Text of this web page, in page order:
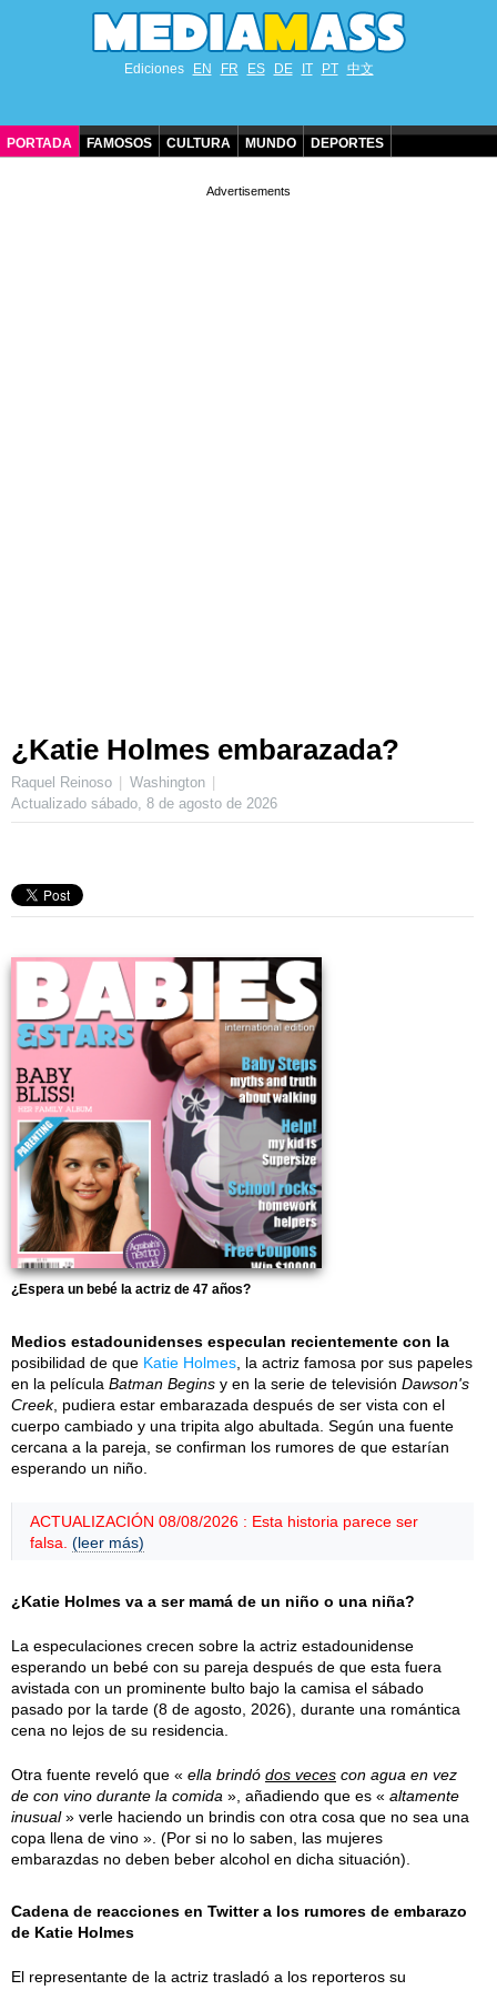
Ediciones EN FR ES DE IT PT 中文
PORTADA FAMOSOS CULTURA MUNDO DEPORTES
¿Katie Holmes embarazada?
Raquel Reinoso
Washington
Actualizado sábado, 8 de agosto de 2026
¿Espera un bebé la actriz de 47 años?
Medios estadounidenses especulan recientemente con la
posibilidad de que Katie Holmes , la actriz famosa por sus papeles
en la película Batman Begins y en la serie de televisión Dawson's
Creek, pudiera estar embarazada después de ser vista con el
cuerpo cambiado y una tripita algo abultada. Según una fuente
cercana a la pareja, se confirman los rumores de que estarían
esperando un niño.
ACTUALIZACIÓN 08/08/2026 : Esta historia parece ser
falsa. (leer más)
¿Katie Holmes va a ser mamá de un niño o una niña?
La especulaciones crecen sobre la actriz estadounidense
esperando un bebé con su pareja después de que esta fuera
avistada con un prominente bulto bajo la camisa el sábado
pasado por la tarde (8 de agosto, 2026), durante una romántica
cena no lejos de su residencia.
Otra fuente reveló que « ella brindó dos veces con agua en vez
de con vino durante la comida », añadiendo que es « altamente
inusual» verle haciendo un brindis con otra cosa que no sea una
copa llena de vino ». (Por si no lo saben, las mujeres
embarazdas no deben beber alcohol en dicha situación).
Cadena de reacciones en Twitter a los rumores de embarazo
de Katie Holmes
El representante de la actriz trasladó a los reporteros su